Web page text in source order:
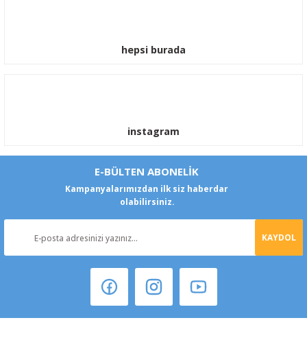
hepsi burada
instagram
E-BÜLTEN ABONELİK
Kampanyalarımızdan ilk siz haberdar
olabilirsiniz.
KAYDOL